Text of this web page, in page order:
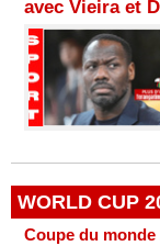
avec Vieira et
WORLD CUP
Coupe du monde